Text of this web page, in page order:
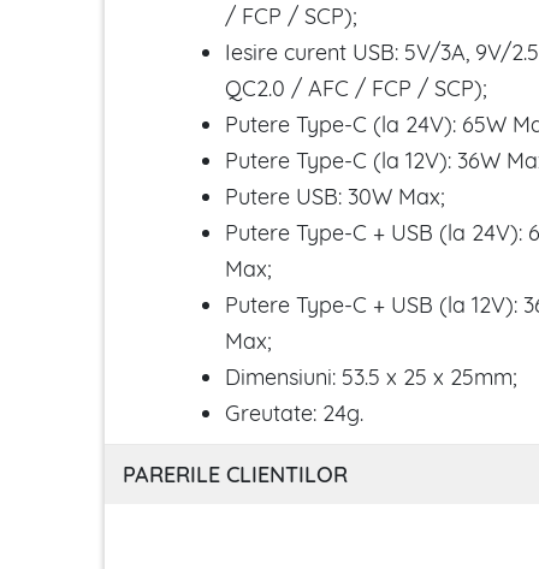
/ FCP / SCP);
Iesire curent USB: 5V/3A, 9V/
QC2.0 / AFC / FCP / SCP);
Putere Type-C (la 24V): 65W
Putere Type-C (la 12V): 36W
Putere USB: 30W Max;
Putere Type-C + USB (la 24V):
Max;
Putere Type-C + USB (la 12V):
Max;
Dimensiuni: 53.5 x 25 x 25mm;
Greutate: 24g.
PARERILE CLIENTILOR